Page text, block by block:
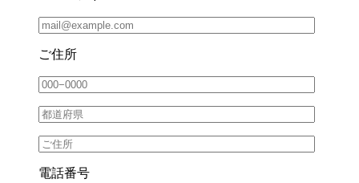
ご住所
電話番号